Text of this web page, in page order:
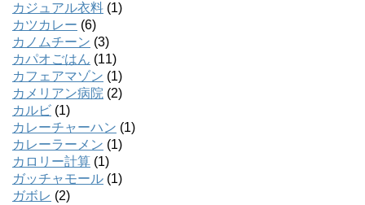
カジュアル衣料 (1)
カツカレー (6)
カノムチーン (3)
カパオごはん (11)
カフェアマゾン (1)
カメリアン病院 (2)
カルビ (1)
カレーチャーハン (1)
カレーラーメン (1)
カロリー計算 (1)
ガッチャモール (1)
ガボレ (2)